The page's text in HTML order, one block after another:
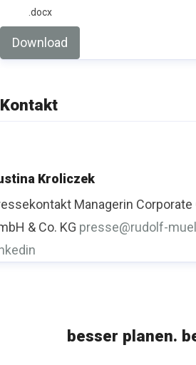
.docx
Download
Kontakt
Kroliczek
Managerin
& Co. KG presse@rudolf-
besser planen.